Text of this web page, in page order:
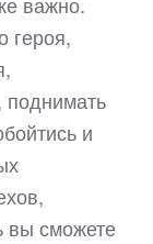
героя,
поднимать
и
вы сможете